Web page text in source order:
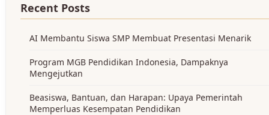
Recent Posts
AI Membantu Siswa SMP Membuat Presentasi Menarik
Program MGB Pendidikan Indonesia, Dampaknya
Mengejutkan
Beasiswa, Bantuan, dan Harapan: Upaya Pemerintah
Memperluas Kesempatan Pendidikan